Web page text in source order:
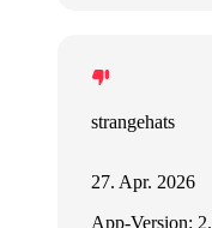
strangehats
27. Apr. 2026
App-Version: